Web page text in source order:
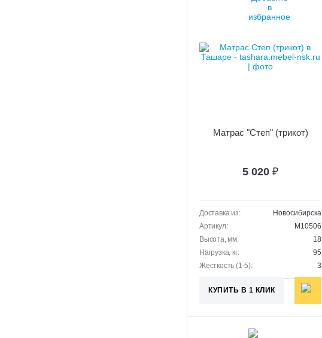
Матрас "Степ" (трикот)
5 020 ₽
Доставка из:
Новосибирска
Артикул:
M10506
Высота, мм:
18
Нагрузка, кг:
95
Жесткость (1-5):
3
КУПИТЬ В 1 КЛИК